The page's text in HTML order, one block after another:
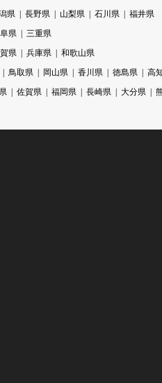
県 長野県 山梨県 石川県
福井県
県
三重県
県 兵庫県
和歌山県
鳥取県 岡山県 香川県 徳島県
高
佐賀県 福岡県 長崎県 大分県